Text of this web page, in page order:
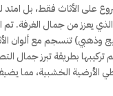
على الأثاث فقط، بل
الذي يعزز من جمال الغرفة.
وذهبي) تنسجم مع ألوان
تركيبها بطريقة تبرز جمال
الأرضية الخشبية، مما